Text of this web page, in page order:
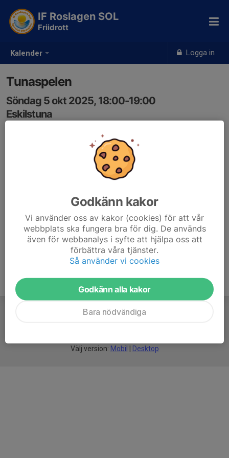
Kalender Logga in
IF Roslagen SOL
Friidrott
Tunaspelen
Söndag 5 okt 2025, 18:00-19:00
Eskilstuna
Välj version: Mobil Desktop
Godkänn kakor
Vi använder oss av kakor (cookies) för att vår
webbplats ska fungera bra för dig. De används
även för webbanalys i syfte att hjälpa oss att
förbättra våra tjänster.
Så använder vi cookies
Godkänn alla kakor
Bara nödvändiga